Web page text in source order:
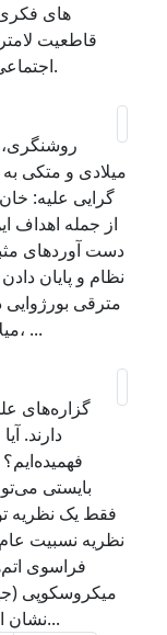
های فکری
قاطعیت
اجتماعی و عقب ماندگی اقتصادی و فرهنگی بود.
میلادی و متکی
گرایی علیه:
از جمله اهداف
دست آوردهای
نظام و پایان
میلادی بود، که دارای خصوصیات: آته ایستی، ...
گزاره‌های
دارند.
بایستی
فقط یک نظریه
نظریه نسبیت
فراسوی
میکروسکوپی
نشان از درک ناکامل ما از مفهوم‌های فضازمان...